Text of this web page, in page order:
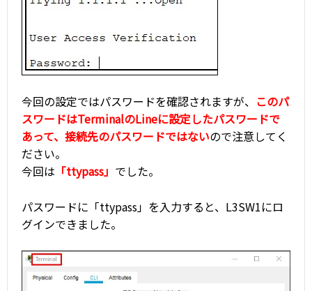
今回の設定ではパスワードを確認されますが、 このパ
スワードはTerminalのLineに設定したパスワードで
あって、接続先のパスワードではないので注意してく
ださい。
今回は 「ttypass」 でした。
パスワードに「ttypass」を入力すると、L3SW1にロ
グインできました。